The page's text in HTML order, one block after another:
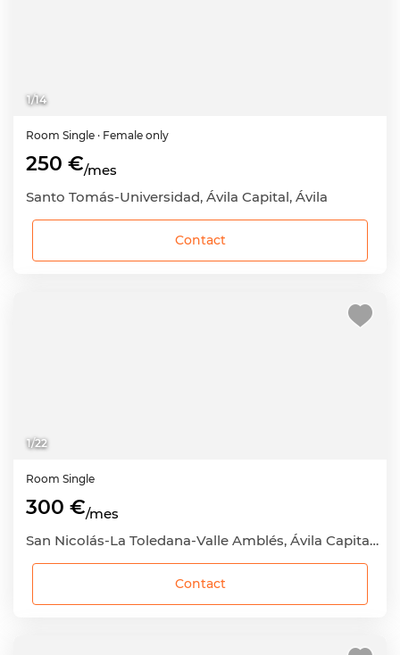
1/14
Room Single · Female only
250 €/mes
Santo Tomás-Universidad, Ávila Capital, Ávila
Contact
1/22
Room Single
300 €/mes
San Nicolás-La Toledana-Valle Amblés, Ávila Capital, Ávila
Contact